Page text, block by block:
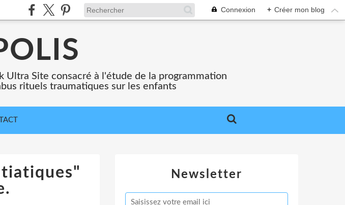
Connexion + Créer mon blog
Site consacré à l'étude de la programmation
rituels traumatiques sur les enfants
Newsletter